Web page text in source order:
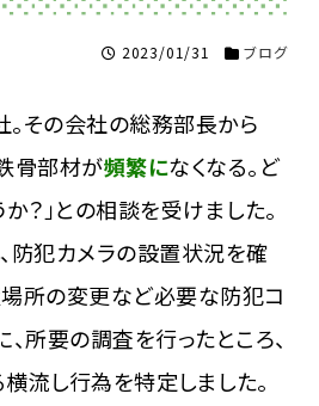
2023/01/31 ブログ
その会社の総務部長から
骨部材が頻繁になくなる。ど
？」との相談を受けました。
防犯カメラの設置状況を確
所の変更など必要な防犯コ
、所要の調査を行ったところ、
流し行為を特定しました。